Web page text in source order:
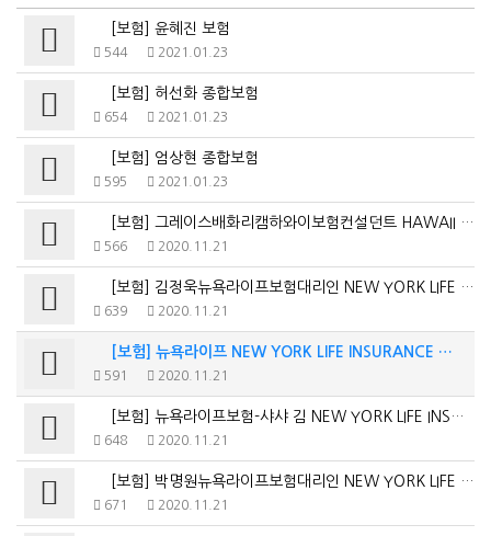
[보험] 윤혜진 보험
544 2021.01.23
[보험] 허선화 종합보험
654 2021.01.23
[보험] 엄상현 종합보험
595 2021.01.23
[보험] 그레이스배화리캠하와이보험컨설던트 HAWAII INSU…
566 2020.11.21
[보험] 김정욱뉴욕라이프보험대리인 NEW YORK LIFE IN…
639 2020.11.21
[보험] 뉴욕라이프 NEW YORK LIFE INSURANCE …
591 2020.11.21
[보험] 뉴욕라이프보험-샤샤 김 NEW YORK LIFE INS…
648 2020.11.21
[보험] 박명원뉴욕라이프보험대리인 NEW YORK LIFE I…
671 2020.11.21